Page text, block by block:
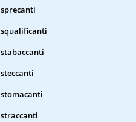
sprecanti
squalificanti
stabaccanti
steccanti
stomacanti
straccanti